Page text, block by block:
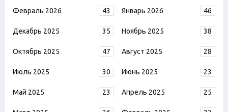
Февраль 2026 43 Январь 2026 46
Декабрь 2025 35 Ноябрь 2025 38
Октябрь 2025 47 Август 2025 28
Июль 2025 30 Июнь 2025 23
Май 2025 23 Апрель 2025 25